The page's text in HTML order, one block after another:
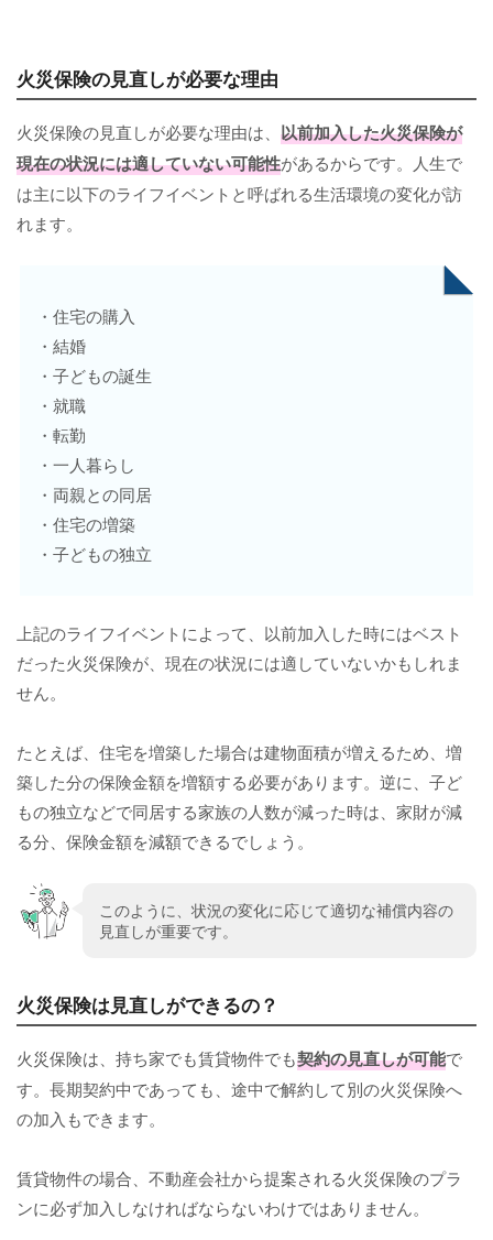
火災保険の見直しが必要な理由
火災保険の見直しが必要な理由は、 以前加入した火災保険が
現在の状況には適していない可能性があるからです。人生で
は主に以下のライフイベントと呼ばれる生活環境の変化が訪
れます。
・住宅の購入
・結婚
・子どもの誕生
・就職
・転勤
・一人暮らし
・両親との同居
・住宅の増築
・子どもの独立
上記のライフイベントによって、以前加入した時にはベスト
だった火災保険が、現在の状況には適していないかもしれま
せん。
たとえば、住宅を増築した場合は建物面積が増えるため、増
築した分の保険金額を増額する必要があります。逆に、子ど
もの独立などで同居する家族の人数が減った時は、家財が減
る分、保険金額を減額できるでしょう。
このように、状況の変化に応じて適切な補償内容の
見直しが重要です。
火災保険は見直しができるの？
火災保険は、持ち家でも賃貸物件でも契約の見直しが可能で
す。長期契約中であっても、途中で解約して別の火災保険へ
の加入もできます。
賃貸物件の場合、不動産会社から提案される火災保険のプラ
ンに必ず加入しなければならないわけではありません。